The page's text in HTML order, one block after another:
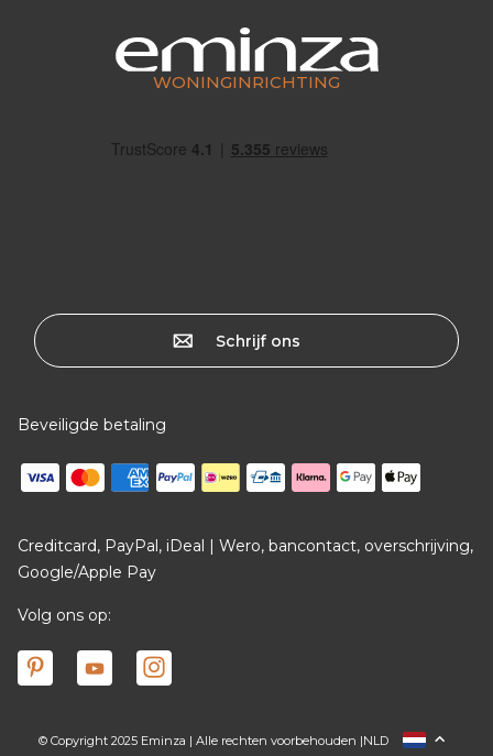
WONINGINRICHTING
Schrijf ons
Beveiligde betaling
Creditcard, PayPal, iDeal | Wero, bancontact, overschrijving,
Google/Apple Pay
Volg ons op:
© Copyright 2025 Eminza | Alle rechten voorbehouden |
FRANCENLD